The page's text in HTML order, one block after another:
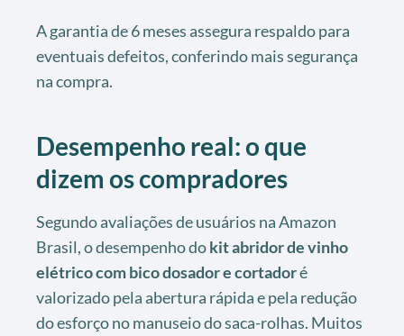
A garantia de 6 meses assegura respaldo para
eventuais defeitos, conferindo mais segurança
na compra.
Desempenho real: o que
dizem os compradores
Segundo avaliações de usuários na Amazon
Brasil, o desempenho dokit abridor de vinho
elétrico com bico dosador e cortadoré
valorizado pela abertura rápida e pela redução
do esforço no manuseio do saca-rolhas. Muitos